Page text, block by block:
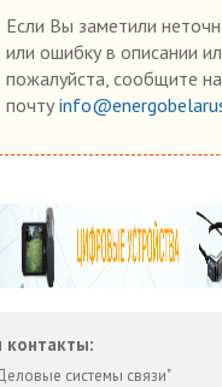
Если Вы заметили
или ошибку в описании
пожалуйста, сообщите
почту
системы связи"